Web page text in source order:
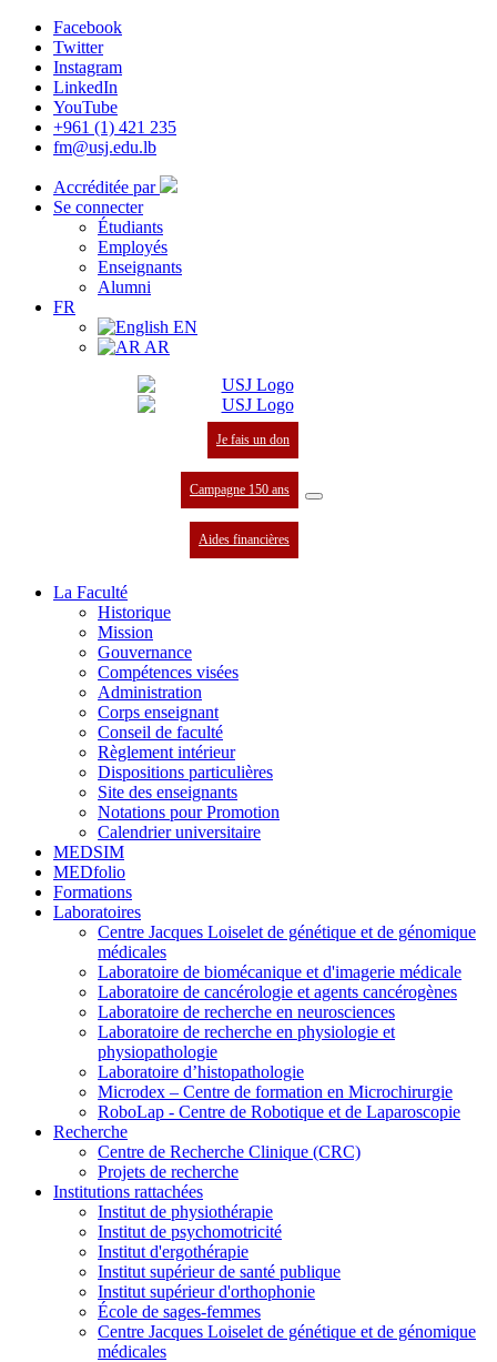
Facebook
Twitter
Instagram
LinkedIn
YouTube
+961 (1) 421 235
fm@usj.edu.lb
Accréditée par
Se connecter
Étudiants
Employés
Enseignants
Alumni
FR
EN
AR
Je fais un don
Campagne 150 ans
Aides financières
La Faculté
Historique
Mission
Gouvernance
Compétences visées
Administration
Corps enseignant
Conseil de faculté
Règlement intérieur
Dispositions particulières
Site des enseignants
Notations pour Promotion
Calendrier universitaire
MEDSIM
MEDfolio
Formations
Laboratoires
Centre Jacques Loiselet de génétique et de génomique
médicales
Laboratoire de biomécanique et d'imagerie médicale
Laboratoire de cancérologie et agents cancérogènes
Laboratoire de recherche en neurosciences
Laboratoire de recherche en physiologie et
physiopathologie
Laboratoire d’histopathologie
Microdex – Centre de formation en Microchirurgie
RoboLap - Centre de Robotique et de Laparoscopie
Recherche
Centre de Recherche Clinique (CRC)
Projets de recherche
Institutions rattachées
Institut de physiothérapie
Institut de psychomotricité
Institut d'ergothérapie
Institut supérieur de santé publique
Institut supérieur d'orthophonie
École de sages-femmes
Centre Jacques Loiselet de génétique et de génomique
médicales